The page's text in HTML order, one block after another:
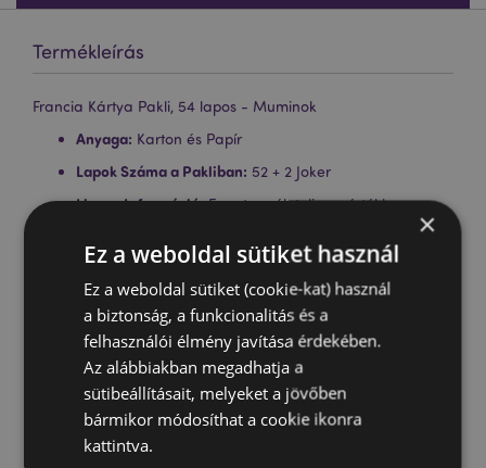
Termékleírás
Francia Kártya Pakli, 54 lapos - Muminok
Anyaga: Karton és Papír
Lapok Száma a Pakliban: 52 + 2 Joker
Licenc Információ:Ez a termék teljes mértékben
engedélyezett az alább felsorolt ​​helyeken. Ha ezeken
a területeken kívül tartózkodik, kérjük, ne próbálja
meg megvásárolni ezt a terméket, mert ezzel
eltávolítja a terméket a rendeléséből. Ha további
információra van szüksége, kérjük, vegye fel a
kapcsolatot ügyfélszolgálatunkkal.
Engedélyezési területek:
Ausztria, Azori-szigetek (Portugália), Bahrein, Baleár-
szigetek (Spanyolország), Belgium, Bermuda,
Bosznia-Hercegovina, Bulgária, Kanada, Kanári-
szigetek (Spanyolország), Ceuta és Melilla, Korzika
×
Ez a weboldal sütiket használ
Ez a weboldal sütiket (cookie-kat) használ
a biztonság, a funkcionalitás és a
felhasználói élmény javítása érdekében.
Az alábbiakban megadhatja a
sütibeállításait, melyeket a jövőben
bármikor módosíthat a cookie ikonra
kattintva.